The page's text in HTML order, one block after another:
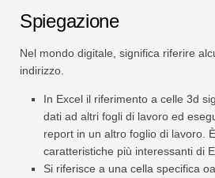
Spiegazione
Nel mondo digitale, significa riferire
indirizzo.
In Excel il riferimento a celle 3d
dati ad altri fogli di lavoro ed
report in un altro foglio di lavoro.
caratteristiche più interessanti di
Si riferisce a una cella specifica